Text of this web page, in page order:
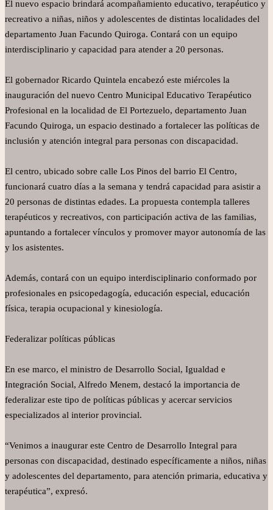
El nuevo espacio brindará acompañamiento educativo, terapéutico y
recreativo a niñas, niños y adolescentes de distintas localidades del
departamento Juan Facundo Quiroga. Contará con un equipo
interdisciplinario y capacidad para atender a 20 personas.
El gobernador Ricardo Quintela encabezó este miércoles la
inauguración del nuevo Centro Municipal Educativo Terapéutico
Profesional en la localidad de El Portezuelo, departamento Juan
Facundo Quiroga, un espacio destinado a fortalecer las políticas de
inclusión y atención integral para personas con discapacidad.
El centro, ubicado sobre calle Los Pinos del barrio El Centro,
funcionará cuatro días a la semana y tendrá capacidad para asistir a
20 personas de distintas edades. La propuesta contempla talleres
terapéuticos y recreativos, con participación activa de las familias,
apuntando a fortalecer vínculos y promover mayor autonomía de las
y los asistentes.
Además, contará con un equipo interdisciplinario conformado por
profesionales en psicopedagogía, educación especial, educación
física, terapia ocupacional y kinesiología.
Federalizar políticas públicas
En ese marco, el ministro de Desarrollo Social, Igualdad e
Integración Social, Alfredo Menem, destacó la importancia de
federalizar este tipo de políticas públicas y acercar servicios
especializados al interior provincial.
“Venimos a inaugurar este Centro de Desarrollo Integral para
personas con discapacidad, destinado específicamente a niños, niñas
y adolescentes del departamento, para atención primaria, educativa y
terapéutica”, expresó.